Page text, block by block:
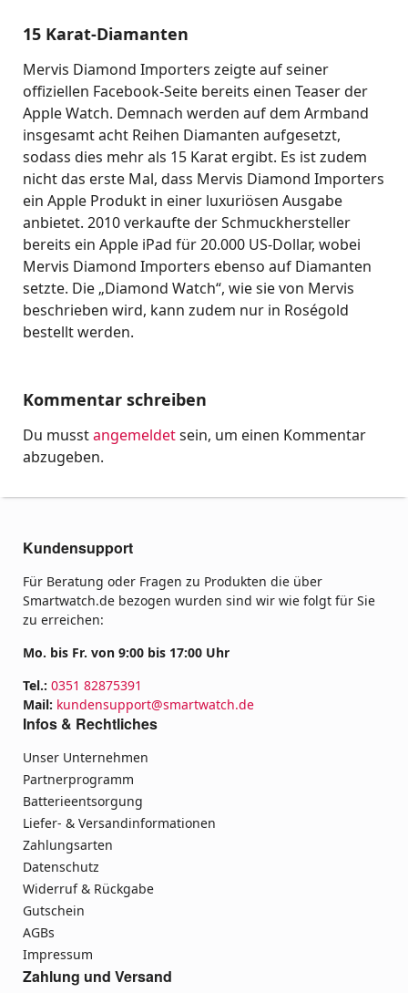
15 Karat-Diamanten
Mervis Diamond Importers zeigte auf seiner
offiziellen Facebook-Seite bereits einen Teaser der
Apple Watch. Demnach werden auf dem Armband
insgesamt acht Reihen Diamanten aufgesetzt,
sodass dies mehr als 15 Karat ergibt. Es ist zudem
nicht das erste Mal, dass Mervis Diamond Importers
ein Apple Produkt in einer luxuriösen Ausgabe
anbietet. 2010 verkaufte der Schmuckhersteller
bereits ein Apple iPad für 20.000 US-Dollar, wobei
Mervis Diamond Importers ebenso auf Diamanten
setzte. Die „Diamond Watch“, wie sie von Mervis
beschrieben wird, kann zudem nur in Roségold
bestellt werden.
Kommentar schreiben
Du musstangemeldetsein, um einen Kommentar
abzugeben.
Kundensupport
Für Beratung oder Fragen zu Produkten die über
Smartwatch.de bezogen wurden sind wir wie folgt für Sie
zu erreichen:
Mo. bis Fr. von 9:00 bis 17:00 Uhr
Tel.: 0351 82875391
Mail: kundensupport@smartwatch.de
Infos & Rechtliches
Unser Unternehmen
Partnerprogramm
Batterieentsorgung
Liefer- & Versandinformationen
Zahlungsarten
Datenschutz
Widerruf & Rückgabe
Gutschein
AGBs
Impressum
Zahlung und Versand